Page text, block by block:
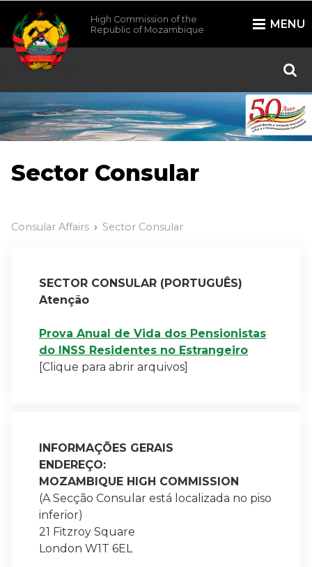
MENU
High Commission of the
Republic of Mozambique
Sector Consular
Consular Affairs Sector Consular
SECTOR CONSULAR (PORTUGUÊS)
Atenção
Prova Anual de Vida dos Pensionistas
do INSS Residentes no Estrangeiro
[Clique para abrir arquivos]
INFORMAÇÕES GERAIS
ENDEREÇO:
MOZAMBIQUE HIGH COMMISSION
(A Secção Consular está localizada no piso
inferior)
21 Fitzroy Square
London W1T 6EL